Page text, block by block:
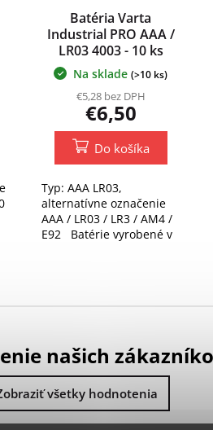
Batéria Varta
Industrial PRO AAA /
LR03 4003 - 10 ks
Na sklade (>10 ks)
€5,28 bez DPH
€6,50
Do košíka
Typ: AAA LR03,
alternatívne označenie
AAA / LR03 / LR3 / AM4 /
E92 Batérie vyrobené v
našich
všetky hodnotenia